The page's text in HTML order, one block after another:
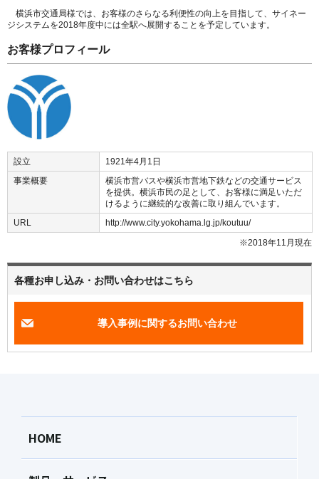
横浜市交通局様では、お客様のさらなる利便性の向上を目指して、サイネー
ジシステムを2018年度中には全駅へ展開することを予定しています。
お客様プロフィール
設立
1921年4月1日
事業概要
横浜市営バスや横浜市営地下鉄などの交通サービス
を提供。横浜市民の足として、お客様に満足いただ
けるように継続的な改善に取り組んでいます。
URL
http://www.city.yokohama.lg.jp/koutuu/
※2018年11月現在
各種お申し込み・お問い合わせはこちら
導入事例に関するお問い合わせ
HOME